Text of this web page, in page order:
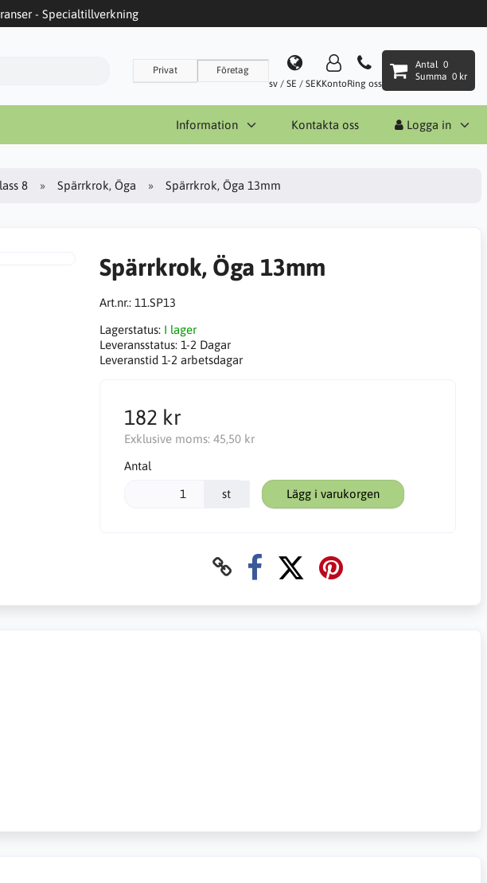
- Specialtillverkning
Privat
Företag
sv / SE / SEKKontoRing oss
Antal 0
Summa 0 kr
Information Kontakta oss Logga in
8 Spärrkrok, Öga Spärrkrok, Öga 13mm
Spärrkrok, Öga 13mm
Art.nr.: 11.SP13
Lagerstatus: I lager
Leveransstatus: 1-2 Dagar
Leveranstid 1-2 arbetsdagar
182 kr
Exklusive moms: 45,50 kr
Antal
st Lägg i varukorgen